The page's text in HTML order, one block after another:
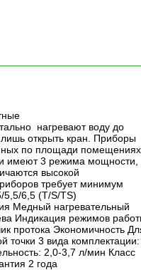
нагревают воду до
открыть кран. Приборы
по площади
имеют 3 режима мощности,
высокой
требует минимум
6,5 (T/S/TS)
Медный нагревательный
Индикация режимов
протока Экономичность
точки 3 вида комплектации:
2,0-3,7 л/мин Класс
2 года